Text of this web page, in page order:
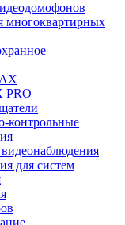
многоквартирных
PRO
контрольные
для систем